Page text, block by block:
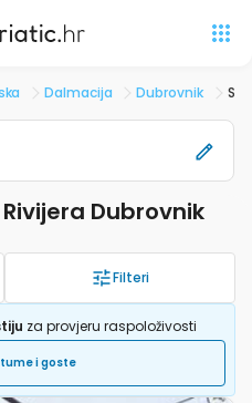
Dalmacija Dubrovnik
Dubrovnik
Filteri
za provjeru raspoloživosti
i goste